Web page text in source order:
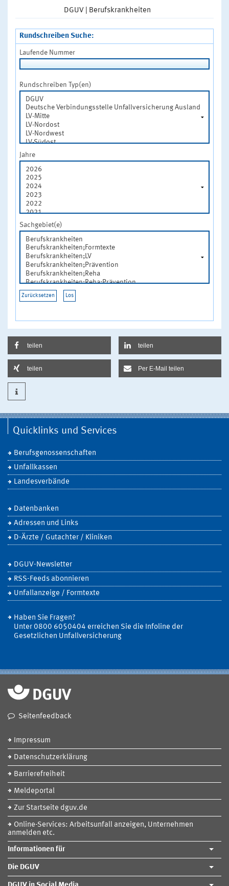
DGUV | Berufskrankheiten
Rundschreiben Suche:
Laufende Nummer
Rundschreiben Typ(en)
Jahre
Sachgebiet(e)
teilen teilen
teilen Per E-Mail teilen
Quicklinks und Services
Berufsgenossenschaften
Unfallkassen
Landesverbände
Datenbanken
Adressen und Links
D-Ärzte / Gutachter / Kliniken
DGUV-Newsletter
RSS-Feeds abonnieren
Unfallanzeige / Formtexte
Haben Sie Fragen?
Unter 0800 6050404 erreichen Sie die Infoline der
Gesetzlichen Unfallversicherung
Seitenfeedback
Impressum
Datenschutzerklärung
Barrierefreiheit
Meldeportal
Zur Startseite dguv.de
Online-Services: Arbeitsunfall anzeigen, Unternehmen
anmelden etc.
Informationen für
Die DGUV